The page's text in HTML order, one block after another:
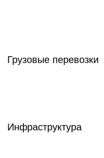
Грузовые перевозки
Инфраструктура